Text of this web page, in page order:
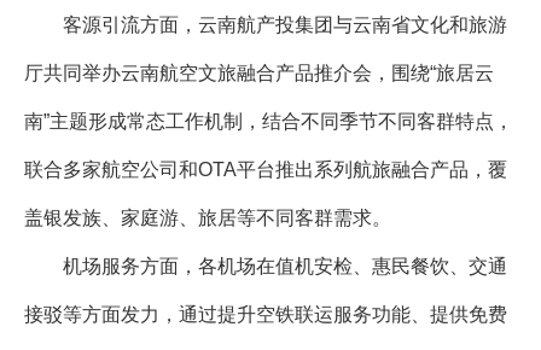
客源引流方面，云南航产投集团与云南省文化和旅游
厅共同举办云南航空文旅融合产品推介会，围绕“旅居云
南”主题形成常态工作机制，结合不同季节不同客群特点，
联合多家航空公司和OTA平台推出系列航旅融合产品，覆
盖银发族、家庭游、旅居等不同客群需求。
机场服务方面，各机场在值机安检、惠民餐饮、交通
接驳等方面发力，通过提升空铁联运服务功能、提供免费